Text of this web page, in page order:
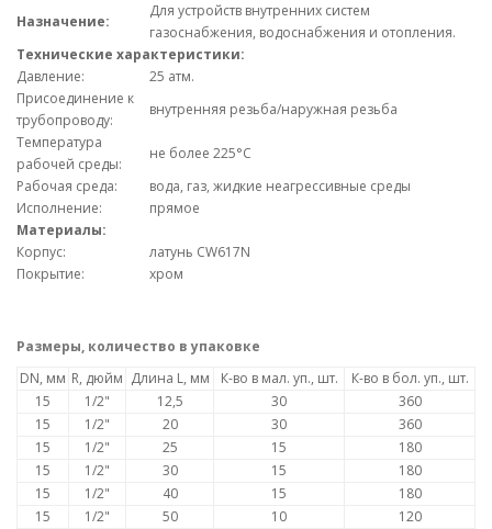
Назначение:
Для устройств внутренних систем
газоснабжения, водоснабжения и отопления.
Технические характеристики:
Давление:
25 атм.
Присоединение к
трубопроводу:
внутренняя резьба/наружная резьба
Температура
рабочей среды:
не более 225°С
Рабочая среда:
вода, газ, жидкие неагрессивные среды
Исполнение:
прямое
Материалы:
Корпус:
латунь CW617N
Покрытие:
хром
Размеры, количество в упаковке
DN, мм R, дюйм Длина L, мм К-во в мал. уп., шт.
К-во в бол. уп., шт.
15
1/2" 12,5 30
360
15
1/2" 20 30
360
15
1/2" 25 15
180
15
1/2" 30 15
180
15
1/2" 40 15
180
15
1/2" 50 10
120